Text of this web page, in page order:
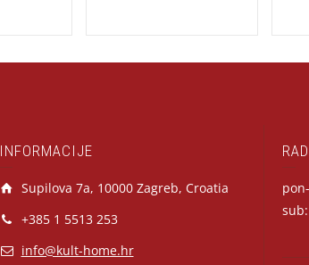
INFORMACIJE
Supilova 7a, 10000 Zagreb, Croatia
+385 1 5513 253
info@kult-home.hr